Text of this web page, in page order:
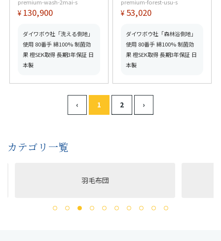
ダウン95% (440dp以上)
合掛0.9kg、薄掛0.5kg
ド取得】【グッドふとん
マーク取得】
premium-wash-2mai-s
¥ 130,900
ダイワボウ社「洗える側地」
使用 80番手 綿100% 制菌効
果 橙SEK取得 長期3年保証 日
本製
ダウン95% (440dp以上)
羽毛量0.5kg 【6つ星プレ
【グッドふとんマーク取
得】
premium-forest-usu-s
¥ 53,020
ダイワボウ社「森林浴側地」
使用 80番手 綿100% 制菌効
果 橙SEK取得 長期3年保証 日
本製
‹ 1 2 ›
カテゴリ一覧
羽毛布団